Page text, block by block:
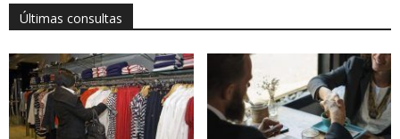
Últimas consultas